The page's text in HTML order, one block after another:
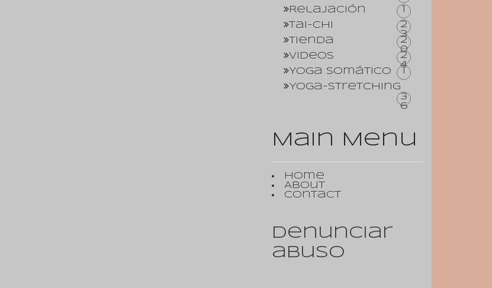
Relajación
1
Tai-Chi
2
3
Tienda
2
0
Videos
2
4
Yoga somático
1
Yoga-Stretching
3
6
Main Menu
Home
About
Contact
Denunciar
abuso